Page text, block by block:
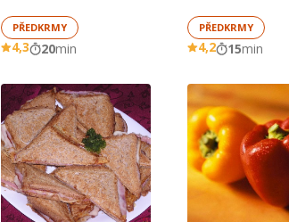
PŘEDKRMY
4,3 20min
PŘEDKRMY
4,2 15min